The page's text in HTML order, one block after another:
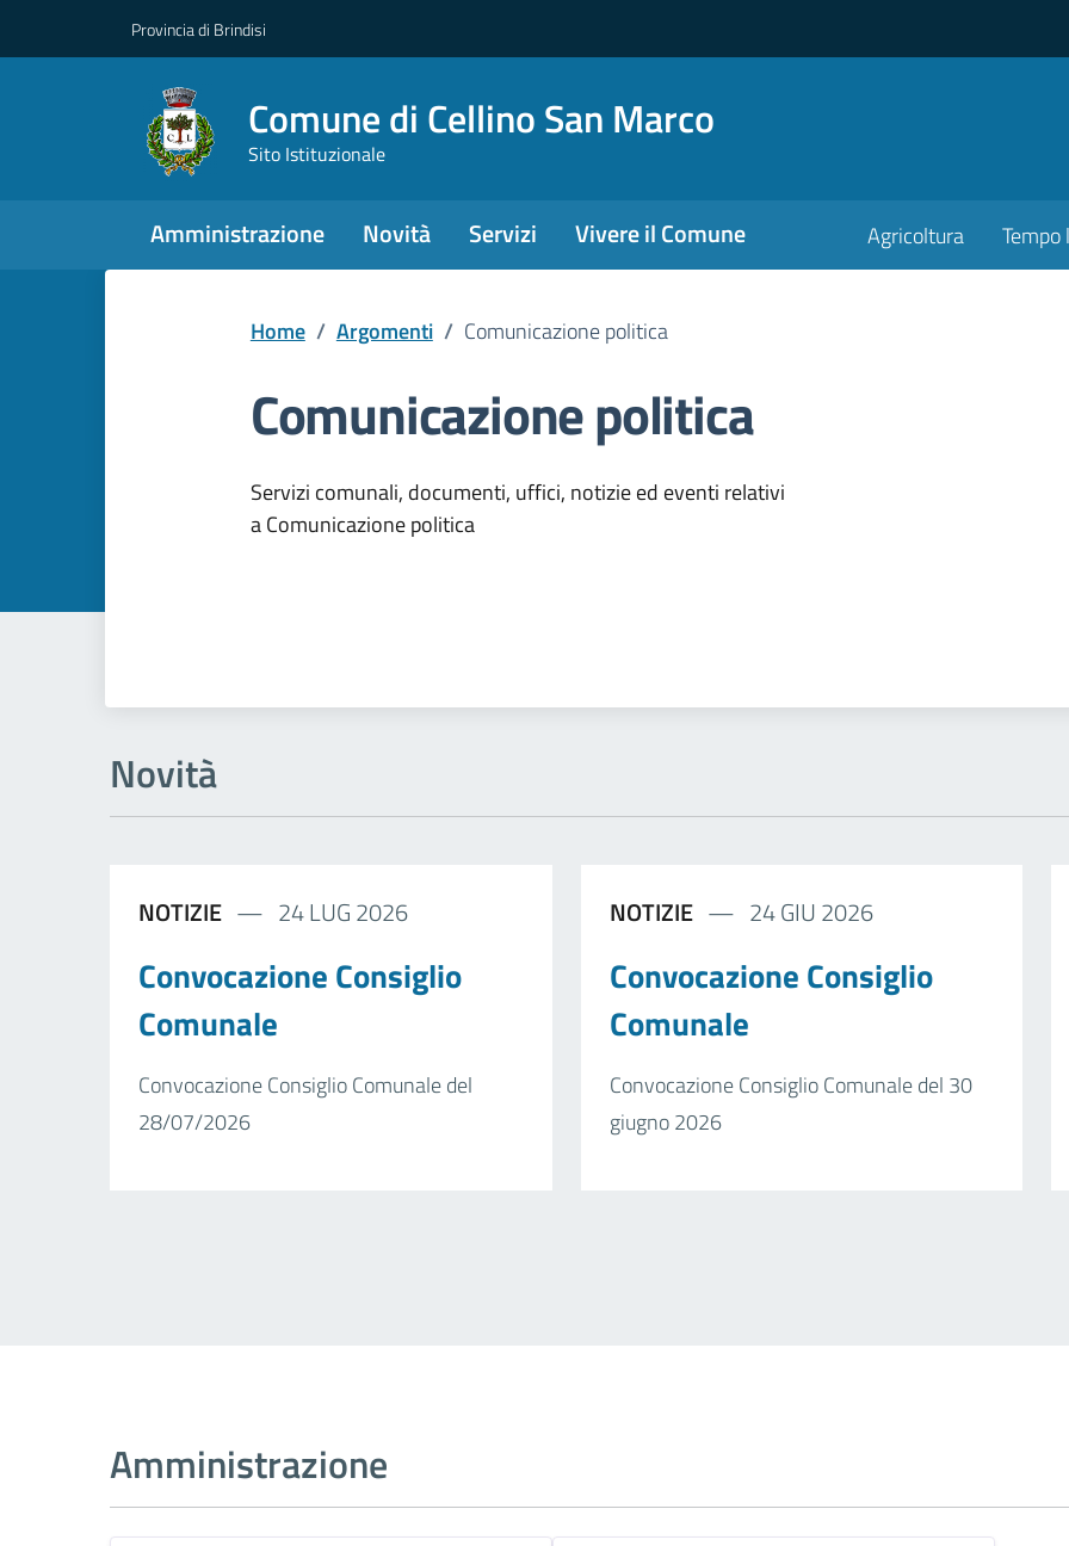
Provincia di Brindisi
Comune di Cellino San Marco
Sito Istituzionale
Amministrazione Novità Servizi Vivere il Comune Agricoltura Tempo
Home / Argomenti / Comunicazione politica
Comunicazione politica
Dettagli dell'argomento
Servizi comunali, documenti, uffici, notizie ed eventi relativi
a Comunicazione politica
Novità
NOTIZIE 24 LUG 2026
Convocazione Consiglio
Comunale
Convocazione Consiglio Comunale del
28/07/2026
NOTIZIE 24 GIU 2026
Convocazione Consiglio
Comunale
Convocazione Consiglio Comunale del 30
giugno 2026
Amministrazione